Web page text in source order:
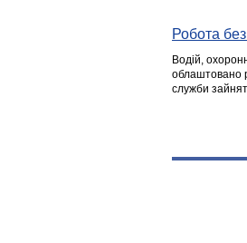
Робота без
Водій,
облаштовано
служби